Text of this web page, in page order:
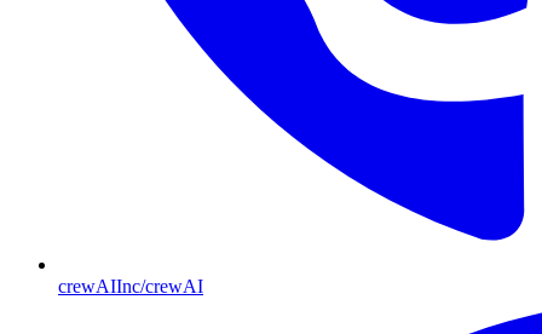
crewAIInc/crewAI